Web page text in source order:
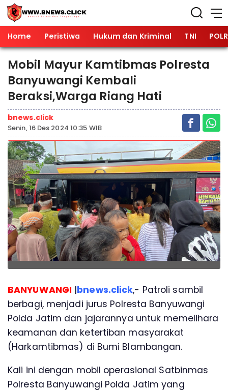
Home Peristiwa Hukum dan Kriminal TNI
Mobil Mayur Kamtibmas Polresta
Banyuwangi Kembali
Beraksi,Warga Riang Hati
bnews.click
Senin, 16 Des 2024 10:35 WIB
BANYUWANGI |bnews.click,- Patroli sambil
berbagi, menjadi jurus Polresta Banyuwangi
Polda Jatim dan jajarannya untuk memelihara
keamanan dan ketertiban masyarakat
(Harkamtibmas) di Bumi Blambangan.
Kali ini dengan mobil operasional Satbinmas
Polresta Banyuwangi Polda Jatim yang